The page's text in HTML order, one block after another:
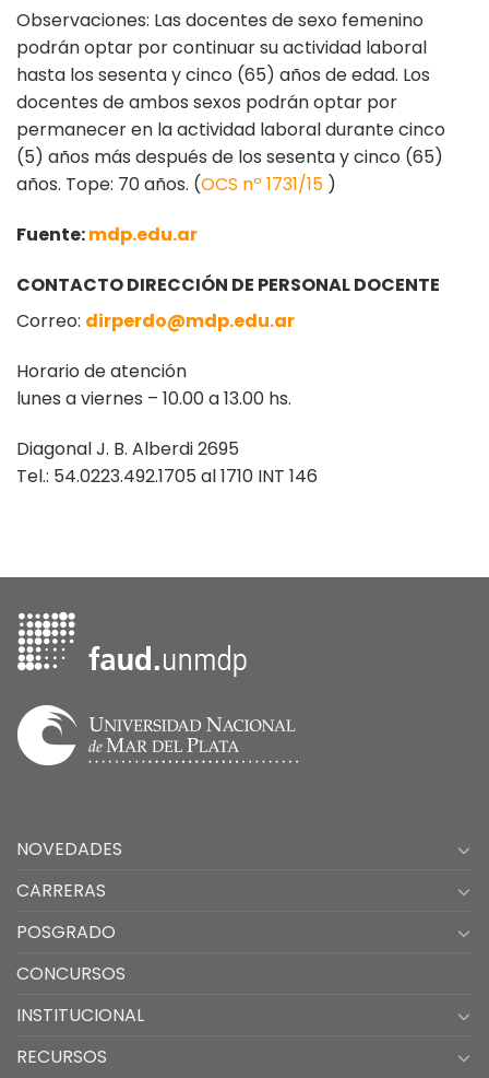
Observaciones: Las docentes de sexo femenino
podrán optar por continuar su actividad laboral
hasta los sesenta y cinco (65) años de edad. Los
docentes de ambos sexos podrán optar por
permanecer en la actividad laboral durante cinco
(5) años más después de los sesenta y cinco (65)
años. Tope: 70 años. (OCS nº 1731/15 )
Fuente:mdp.edu.ar
CONTACTO DIRECCIÓN DE PERSONAL DOCENTE
Correo: dirperdo@mdp.edu.ar
Horario de atención
lunes a viernes – 10.00 a 13.00 hs.
Diagonal J. B. Alberdi 2695
Tel.: 54.0223.492.1705 al 1710 INT 146
NOVEDADES
CARRERAS
POSGRADO
CONCURSOS
INSTITUCIONAL
RECURSOS